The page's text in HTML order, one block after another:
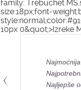
family: Trebuchet
size:18px;font-
10px 0&quot;>Izreke
Najljepše